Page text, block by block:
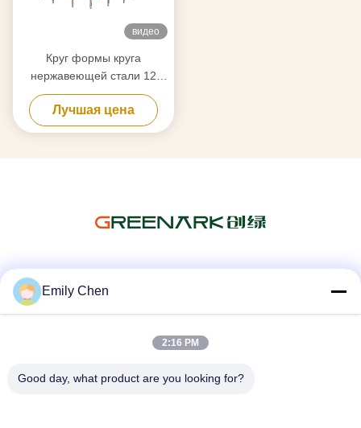
видео
Круг формы круга
нержавеющей стали 12
мест формирует японскую
таблицу теппаньяки
Лучшая цена
Emily Chen
2:16 PM
Good day, what product are you looking for?